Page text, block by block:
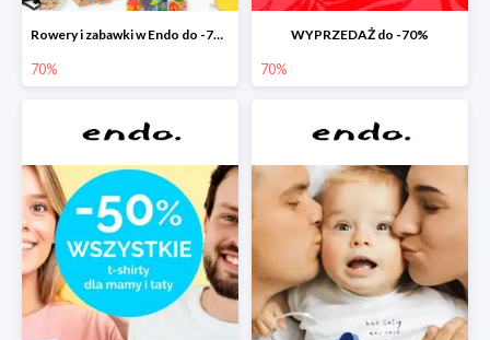
Rowery i zabawki w Endo do -70%
70%
WYPRZEDAŻ do -70%
70%